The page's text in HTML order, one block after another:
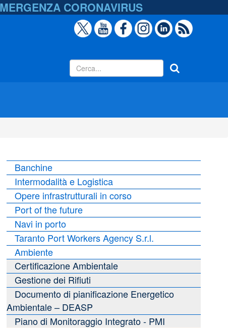
CORONAVIRUS
Banchine
Intermodalità e Logistica
Opere infrastrutturali in corso
Port of the future
Navi in porto
Taranto Port Workers Agency S.r.l.
Ambiente
Certificazione Ambientale
Gestione dei Rifiuti
Documento di pianificazione Energetico
Ambientale – DEASP
Piano di Monitoraggio Integrato - PMI